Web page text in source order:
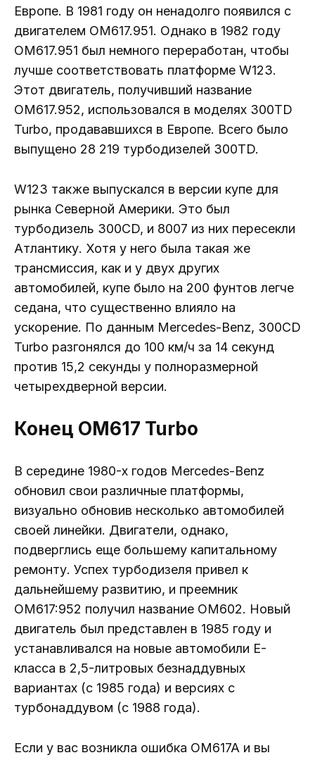
Европе. В 1981 году он ненадолго появился с
двигателем OM617.951. Однако в 1982 году
OM617.951 был немного переработан, чтобы
лучше соответствовать платформе W123.
Этот двигатель, получивший название
OM617.952, использовался в моделях 300TD
Turbo, продававшихся в Европе. Всего было
выпущено 28 219 турбодизелей 300TD.
W123 также выпускался в версии купе для
рынка Северной Америки. Это был
турбодизель 300CD, и 8007 из них пересекли
Атлантику. Хотя у него была такая же
трансмиссия, как и у двух других
автомобилей, купе было на 200 фунтов легче
седана, что существенно влияло на
ускорение. По данным Mercedes-Benz, 300CD
Turbo разгонялся до 100 км/ч за 14 секунд
против 15,2 секунды у полноразмерной
четырехдверной версии.
Конец OM617 Turbo
В середине 1980-х годов Mercedes-Benz
обновил свои различные платформы,
визуально обновив несколько автомобилей
своей линейки. Двигатели, однако,
подверглись еще большему капитальному
ремонту. Успех турбодизеля привел к
дальнейшему развитию, и преемник
OM617:952 получил название OM602. Новый
двигатель был представлен в 1985 году и
устанавливался на новые автомобили E-
класса в 2,5-литровых безнаддувных
вариантах (с 1985 года) и версиях с
турбонаддувом (с 1988 года).
Если у вас возникла ошибка OM617A и вы